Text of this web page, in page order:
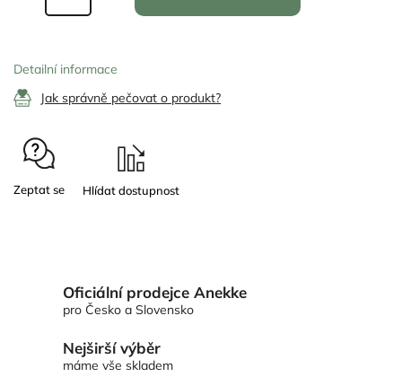
Detailní informace
Jak správně pečovat o produkt?
Zeptat se
Oficiální prodejce Anekke
pro Česko a Slovensko
Nejširší výběr
máme vše skladem